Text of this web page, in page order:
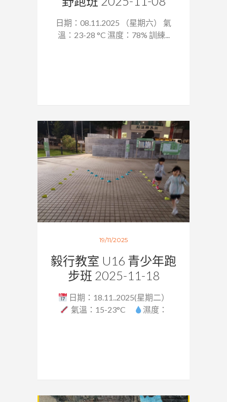
日期：08.11.2025 （星期六） 氣
溫：23-28 °C 濕度：78% 訓練...
19/11/2025
毅行教室 U16 青少年跑
步班 2025-11-18
日期：18.11..2025(星期二）
氣溫：15-23°C
濕度：